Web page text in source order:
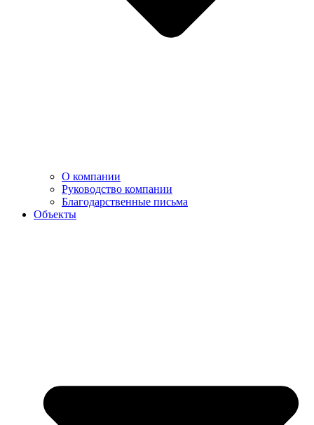
О компании
Руководство компании
Благодарственные письма
Объекты